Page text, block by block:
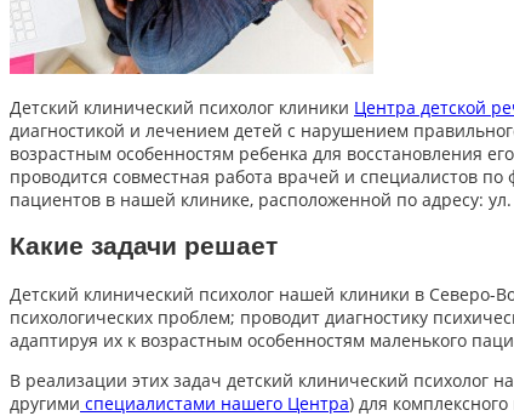
Детский клинический психолог клиники Центра детской
диагностикой и лечением детей с нарушением
возрастным особенностям ребенка для восстановления
проводится совместная работа врачей и специалистов
пациентов в нашей клинике, расположенной по адресу:
Какие задачи решает
Детский клинический психолог нашей клиники в Северо-
психологических проблем; проводит диагностику
адаптируя их к возрастным особенностям маленького
В реализации этих задач детский клинический психолог
другими специалистами нашего Центра) для